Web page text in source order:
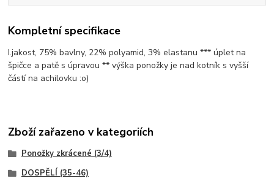
Kompletní specifikace
I.jakost, 75% bavlny, 22% polyamid, 3% elastanu *** úplet na
špičce a patě s úpravou ** výška ponožky je nad kotník s vyšší
částí na achilovku :o)
Zboží zařazeno v kategoriích
Ponožky zkrácené (3/4)
DOSPĚLÍ (35-46)